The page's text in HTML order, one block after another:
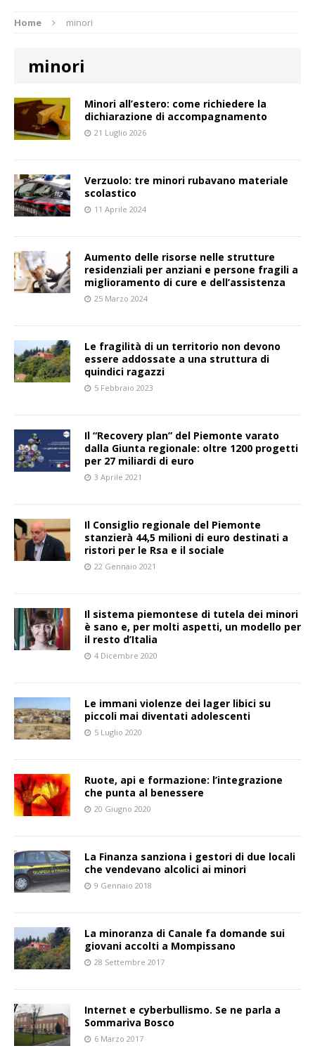
Home minori
minori
Minori all’estero: come richiedere la
dichiarazione di accompagnamento
21 Luglio 2026
Verzuolo: tre minori rubavano materiale
scolastico
11 Aprile 2024
Aumento delle risorse nelle strutture
residenziali per anziani e persone fragili a
miglioramento di cure e dell’assistenza
25 Marzo 2024
Le fragilità di un territorio non devono
essere addossate a una struttura di
quindici ragazzi
5 Febbraio 2023
Il “Recovery plan” del Piemonte varato
dalla Giunta regionale: oltre 1200 progetti
per 27 miliardi di euro
3 Aprile 2021
Il Consiglio regionale del Piemonte
stanzierà 44,5 milioni di euro destinati a
ristori per le Rsa e il sociale
22 Gennaio 2021
Il sistema piemontese di tutela dei minori
è sano e, per molti aspetti, un modello per
il resto d’Italia
4 Dicembre 2020
Le immani violenze dei lager libici su
piccoli mai diventati adolescenti
5 Luglio 2020
Ruote, api e formazione: l’integrazione
che punta al benessere
20 Giugno 2020
La Finanza sanziona i gestori di due locali
che vendevano alcolici ai minori
9 Gennaio 2018
La minoranza di Canale fa domande sui
giovani accolti a Mompissano
28 Settembre 2017
Internet e cyberbullismo. Se ne parla a
Sommariva Bosco
6 Marzo 2017